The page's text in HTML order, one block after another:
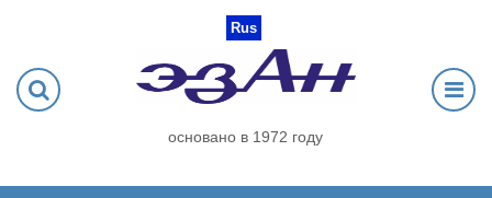
Rus
основано в 1972 году